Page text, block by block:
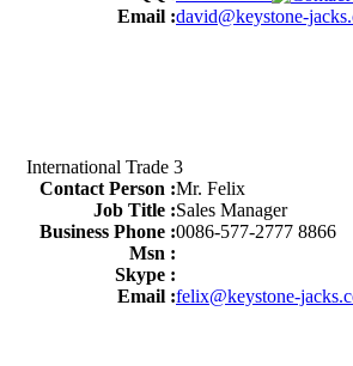
Email :david@keystone-
International Trade 3
Contact Person :Mr. Felix
Job Title :Sales Manager
Business Phone :0086-577-2777 8866
Msn :
Skype :
Email :felix@keystone-